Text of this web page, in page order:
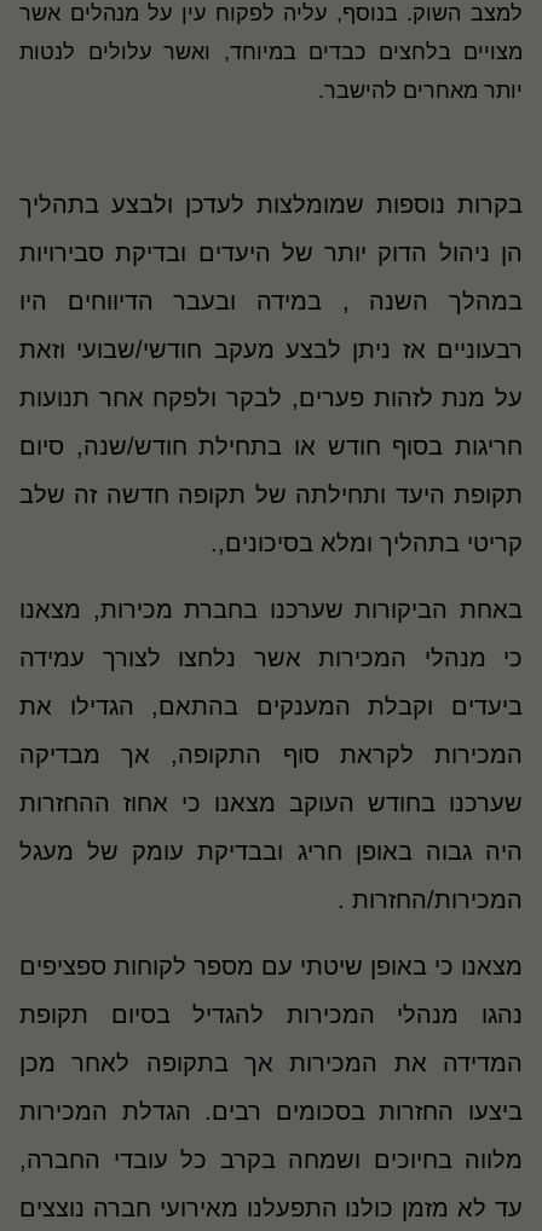
למצב השוק. בנוסף, עליה לפקוח עין על מנהלים אשר
מצויים בלחצים כבדים במיוחד, ואשר עלולים לנטות
יותר מאחרים להישבר.
בקרות נוספות שמומלצות לעדכן ולבצע בתהליך
הן ניהול הדוק יותר של היעדים ובדיקת סבירויות
במהלך השנה , במידה ובעבר הדיווחים היו
רבעוניים אז ניתן לבצע מעקב חודשי/שבועי וזאת
על מנת לזהות פערים, לבקר ולפקח אחר תנועות
חריגות בסוף חודש או בתחילת חודש/שנה, סיום
תקופת היעד ותחילתה של תקופה חדשה זה שלב
קריטי בתהליך ומלא בסיכונים,.
באחת הביקורות שערכנו בחברת מכירות, מצאנו
כי מנהלי המכירות אשר נלחצו לצורך עמידה
ביעדים וקבלת המענקים בהתאם, הגדילו את
המכירות לקראת סוף התקופה, אך מבדיקה
שערכנו בחודש העוקב מצאנו כי אחוז ההחזרות
היה גבוה באופן חריג ובבדיקת עומק של מעגל
המכירות/החזרות .
מצאנו כי באופן שיטתי עם מספר לקוחות ספציפים
נהגו מנהלי המכירות להגדיל בסיום תקופת
המדידה את המכירות אך בתקופה לאחר מכן
ביצעו החזרות בסכומים רבים. הגדלת המכירות
מלווה בחיוכים ושמחה בקרב כל עובדי החברה,
עד לא מזמן כולנו התפעלנו מאירועי חברה נוצצים